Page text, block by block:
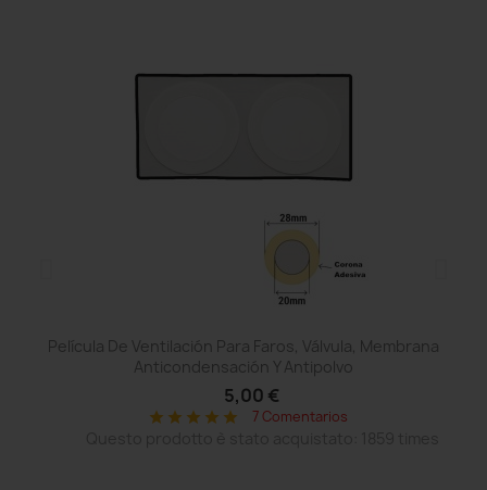
Película De Ventilación Para Faros, Válvula, Membrana
Anticondensación Y Antipolvo
5,00 €
star star star star star 7 Comentarios